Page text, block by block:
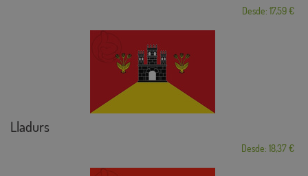
Desde: 17,59 €
Lladurs
Desde: 18,37 €